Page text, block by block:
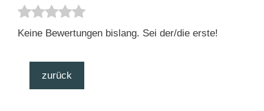
Keine Bewertungen bislang. Sei der/die erste!
zurück